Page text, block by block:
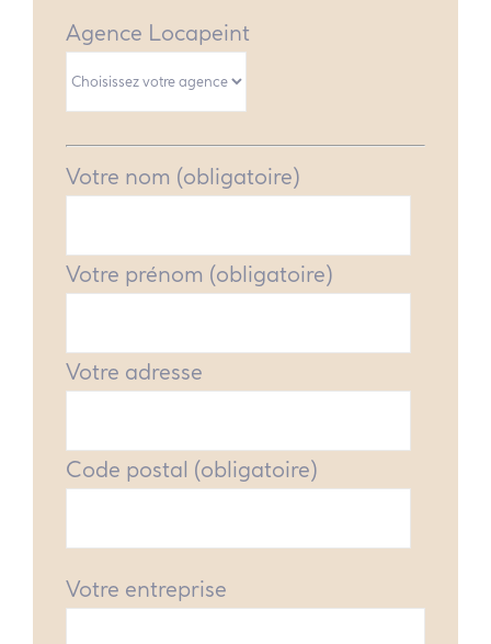
Agence Locapeint
Votre nom (obligatoire)
Votre prénom (obligatoire)
Votre adresse
Code postal (obligatoire)
Votre entreprise